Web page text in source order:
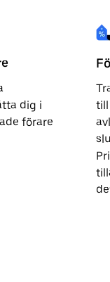
dig i
förare
till